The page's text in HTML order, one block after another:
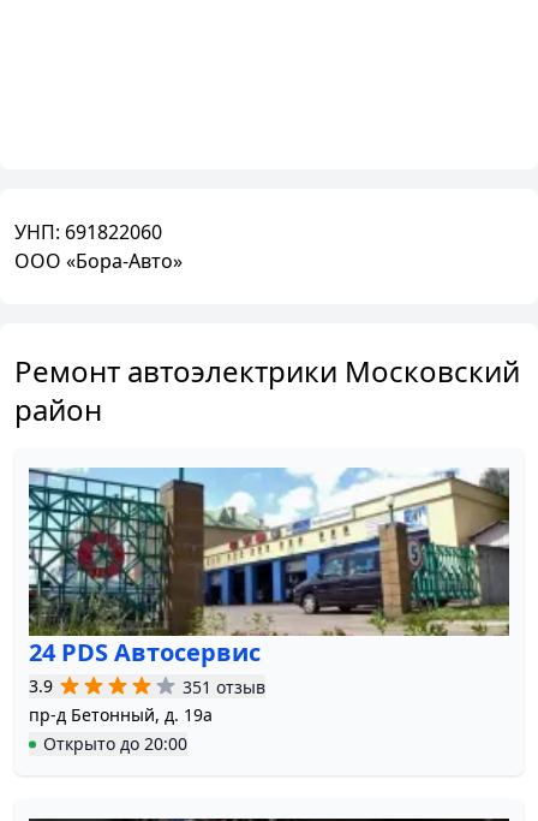
УНП: 691822060
ООО «Бора-Авто»
Ремонт автоэлектрики Московский
район
24 PDS Автосервис
3.9
351 отзыв
пр-д Бетонный, д. 19а
Открыто до 20:00